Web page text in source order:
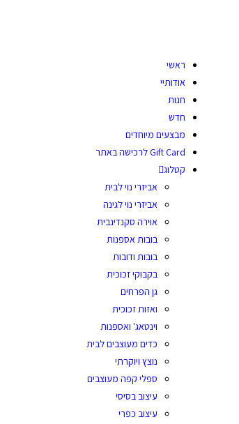
ראשי
אודותיי
חנות
חדש
מבצעים מיוחדים
Gift Card לרכישה באתר
קטלוג
אביזרי נוי לבית
אביזרי נוי לגינה
אוירה סקנדינבית
בובות אספנות
בובות ודובות
בקבוקי זכוכית
גן הפרחים
ואזות זכוכית
וינטאג' ואספנות
כדים מעוצבים לבית
נוצץ ויוקרתי
ספלי קפה מעוצבים
עיצוב בסיסי
עיצוב כפרי